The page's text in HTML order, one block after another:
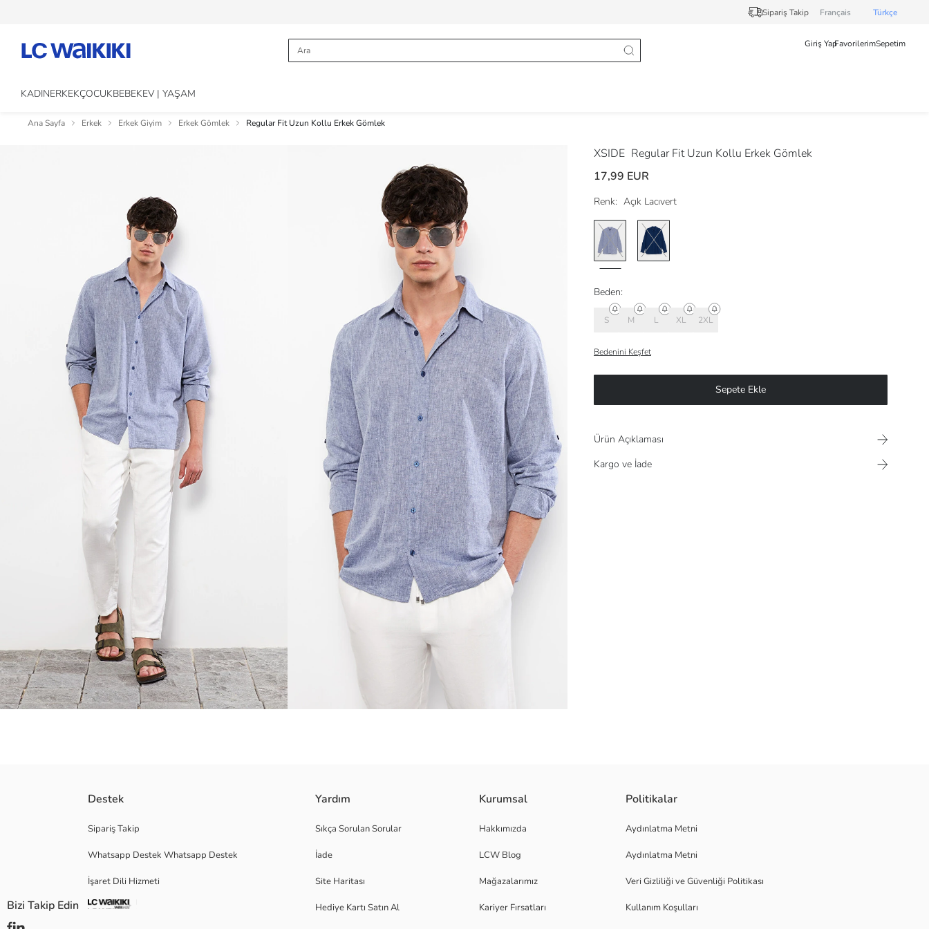
Sipariş Takip Français Türkçe
Giriş YapFavorilerimSepetim
KADINERKEKÇOCUKBEBEKEV | YAŞAM
Ana Sayfa Erkek Erkek Giyim Erkek Gömlek Regular Fit Uzun Kollu Erkek Gömlek
XSIDE Regular Fit Uzun Kollu Erkek Gömlek
17,99 EUR
Renk: Açık Lacıvert
Beden:
S M L XL 2XL
Bedenini Keşfet
Sepete Ekle
Ürün Açıklaması
Kargo ve İade
Marka:
Cinsiyet:
Destek
Sipariş Takip
Whatsapp Destek Whatsapp Destek
İşaret Dili Hizmeti
Yardım
Sıkça Sorulan Sorular
İade
Site Haritası
Hediye Kartı Satın Al
Kurumsal
Hakkımızda
LCW Blog
Mağazalarımız
Kariyer Fırsatları
Politikalar
Aydınlatma Metni
Aydınlatma Metni
Veri Gizliliği ve Güvenliği Politikası
Kullanım Koşulları
Bizi Takip Edin